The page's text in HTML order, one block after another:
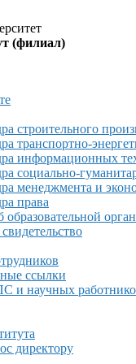
(филиал)
строительного
транспортно-
информационных
социально-
менеджмента и
права
образовательной
ссылки
и научных
директору